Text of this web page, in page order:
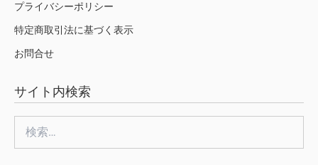
プライバシーポリシー
特定商取引法に基づく表示
お問合せ
サイト内検索
索: